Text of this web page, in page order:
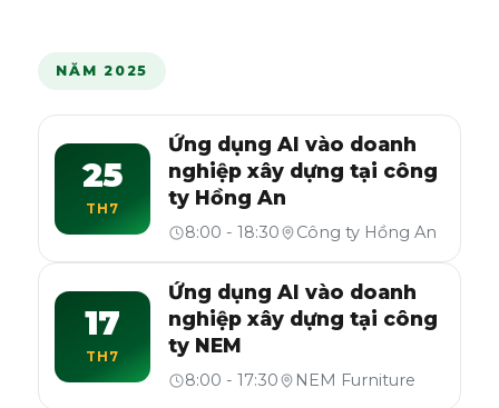
NĂM 2025
25
TH7
Ứng dụng AI vào doanh
nghiệp xây dựng tại công
ty Hồng An
8:00 - 18:30 Công ty Hồng An
17
TH7
Ứng dụng AI vào doanh
nghiệp xây dựng tại công
ty NEM
8:00 - 17:30 NEM Furniture